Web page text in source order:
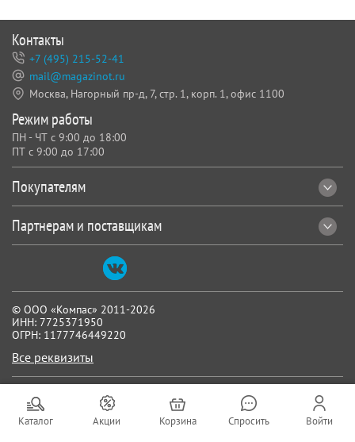
Каталог Акции Корзина Спросить Войти
© ООО «Компас» 2011-2026
ИНН: 7725371950
ОГРН: 1177746449220
Все реквизиты
Покупателям
Партнерам и поставщикам
Контакты
+7 (495) 215-52-41
mail@magazinot.ru
Москва, Нагорный пр-д, 7, стр. 1, корп. 1, офис 1100
Режим работы
ПН - ЧТ с 9:00 до 18:00
ПТ с 9:00 до 17:00